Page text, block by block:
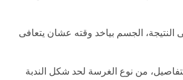
الجسم بياخد وقته عشان يتعافى
من نوع الغرسة لحد شكل الندبة